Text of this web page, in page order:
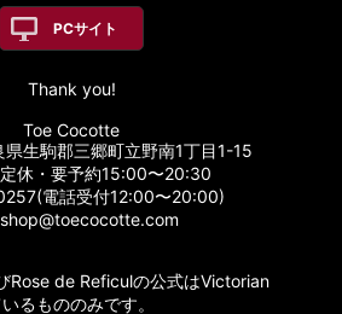
PCサイト
Thank you!
Toe Cocotte
生駒郡三郷町立野南1丁目1-15
休・要予約15:00〜20:30
電話受付12:00〜20:00)
Rose de Reficulの公式はVictorian
るもののみです。